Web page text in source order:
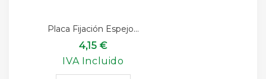
Placa Fijación Espejo...
4,15 €
IVA Incluido